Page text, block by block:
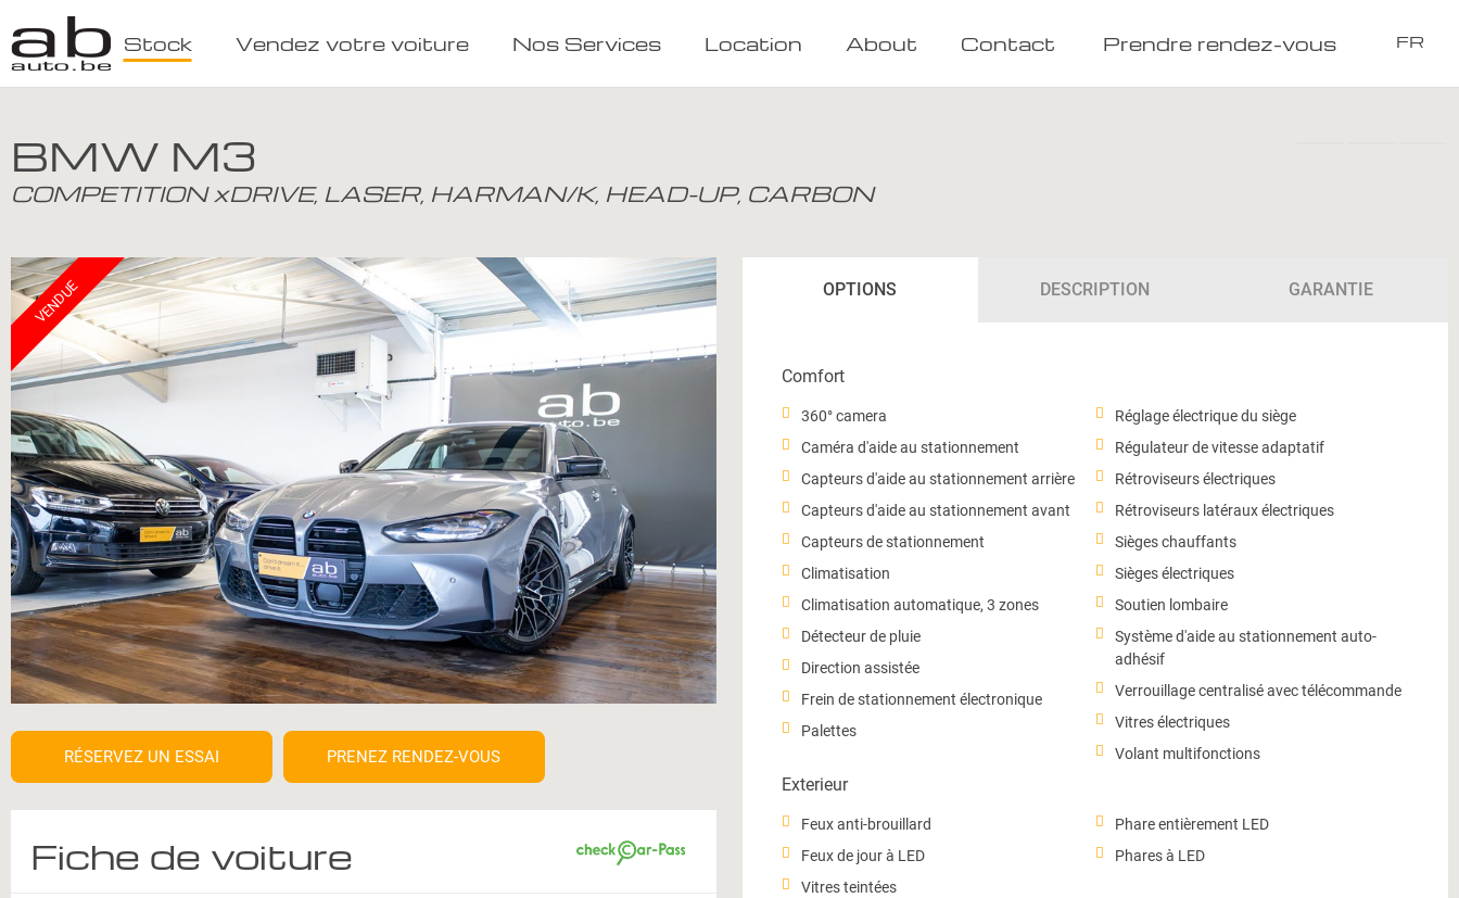
Stock Vendez votre voiture Nos Services Location About Contact Prendre rendez-vous FR
BMW M3
COMPETITION xDRIVE, LASER, HARMAN/K, HEAD-UP, CARBON
VENDUE
RÉSERVEZ UN ESSAI PRENEZ RENDEZ-VOUS
Fiche de voiture
OPTIONS DESCRIPTION GARANTIE
Comfort
360° camera
Caméra d'aide au stationnement
Capteurs d'aide au stationnement arrière
Capteurs d'aide au stationnement avant
Capteurs de stationnement
Climatisation
Climatisation automatique, 3 zones
Détecteur de pluie
Direction assistée
Frein de stationnement électronique
Palettes
Réglage électrique du siège
Régulateur de vitesse adaptatif
Rétroviseurs électriques
Rétroviseurs latéraux électriques
Sièges chauffants
Sièges électriques
Soutien lombaire
Système d'aide au stationnement auto-
adhésif
Verrouillage centralisé avec télécommande
Vitres électriques
Volant multifonctions
Exterieur
Feux anti-brouillard
Feux de jour à LED
Vitres teintées
Phare entièrement LED
Phares à LED